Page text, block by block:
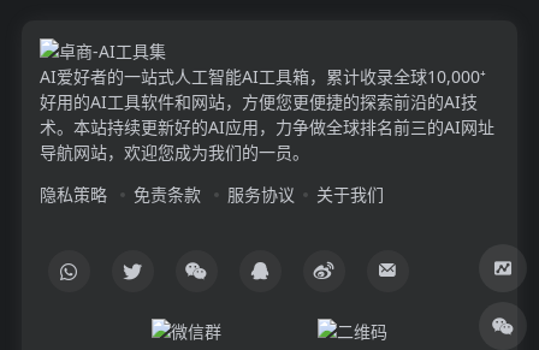
AI爱好者的一站式人工智能AI工具箱，累计收录全球10,000⁺
好用的AI工具软件和网站，方便您更便捷的探索前沿的AI技
术。本站持续更新好的AI应用，力争做全球排名前三的AI网址
导航网站，欢迎您成为我们的一员。
隐私策略
免责条款 服务协议 关于我们